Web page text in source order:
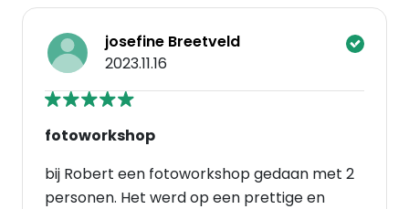
josefine Breetveld
2023.11.16
fotoworkshop
bij Robert een fotoworkshop gedaan met 2
personen. Het werd op een prettige en